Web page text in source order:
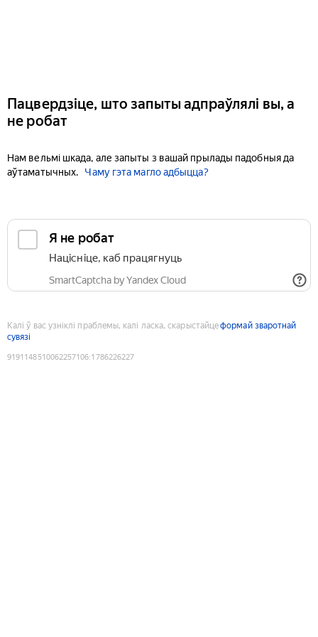
Пацвердзіце, што запыты адпраўлялі вы, а
не робат
Нам вельмі шкада, але запыты з вашай прылады падобныя да
аўтаматычных.
Чаму гэта магло адбыцца?
Я не робат
Націсніце, каб працягнуць
SmartCaptcha by Yandex Cloud
Калі ў вас узніклі праблемы, калі ласка, скарыстайцеформай зваротнай
сувязі
9191148510062257106:1786226227